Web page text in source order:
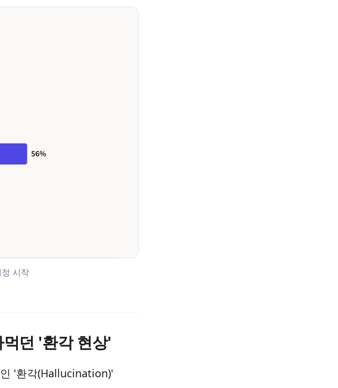
시작
던 '환각 현상'
'환각(Hallucination)'